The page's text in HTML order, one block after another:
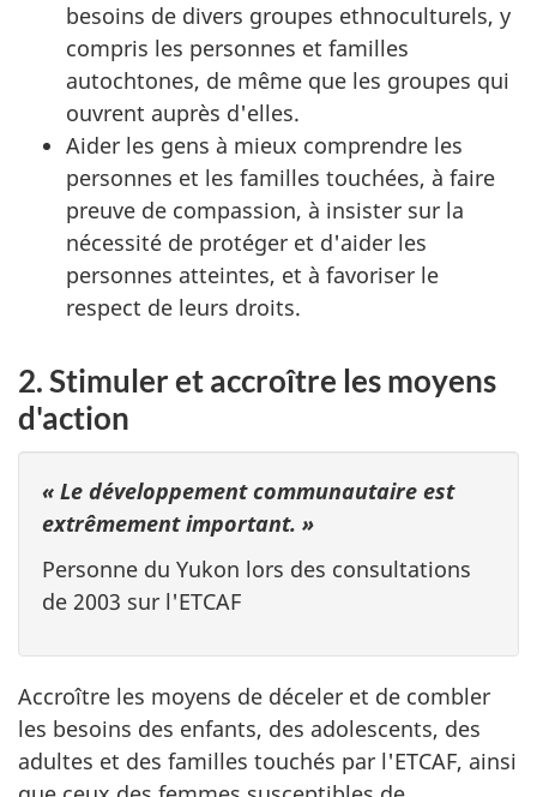
besoins de divers groupes ethnoculturels, y
compris les personnes et familles
autochtones, de même que les groupes qui
ouvrent auprès d'elles.
Aider les gens à mieux comprendre les
personnes et les familles touchées, à faire
preuve de compassion, à insister sur la
nécessité de protéger et d'aider les
personnes atteintes, et à favoriser le
respect de leurs droits.
2. Stimuler et accroître les moyens
d'action
« Le développement communautaire est
extrêmement important. »
Personne du Yukon lors des consultations
de 2003 sur l'ETCAF
Accroître les moyens de déceler et de combler
les besoins des enfants, des adolescents, des
adultes et des familles touchés par l'ETCAF, ainsi